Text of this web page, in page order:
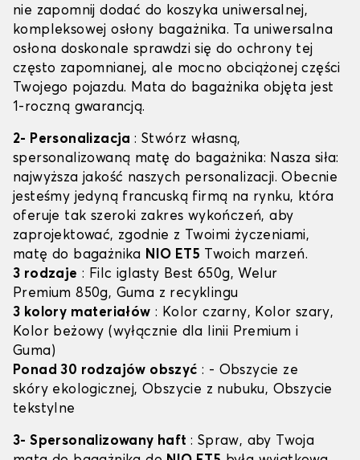
nie zapomnij dodać do koszyka uniwersalnej,
kompleksowej osłony bagażnika. Ta uniwersalna
osłona doskonale sprawdzi się do ochrony tej
często zapomnianej, ale mocno obciążonej części
Twojego pojazdu. Mata do bagażnika objęta jest
1-roczną gwarancją.
2- Personalizacja: Stwórz własną,
spersonalizowaną matę do bagażnika: Nasza siła:
najwyższa jakość naszych personalizacji. Obecnie
jesteśmy jedyną francuską firmą na rynku, która
oferuje tak szeroki zakres wykończeń, aby
zaprojektować, zgodnie z Twoimi życzeniami,
matę do bagażnika NIO ET5 Twoich marzeń.
3 rodzaje : Filc iglasty Best 650g, Welur
Premium 850g, Guma z recyklingu
3 kolory materiałów : Kolor czarny, Kolor szary,
Kolor beżowy (wyłącznie dla linii Premium i
Guma)
Ponad 30 rodzajów obszyć : - Obszycie ze
skóry ekologicznej, Obszycie z nubuku, Obszycie
tekstylne
3- Spersonalizowany haft : Spraw, aby Twoja